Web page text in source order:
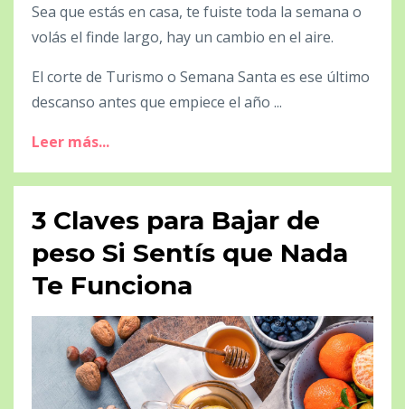
Sea que estás en casa, te fuiste toda la semana o
volás el finde largo, hay un cambio en el aire.
El corte de Turismo o Semana Santa es ese último
descanso antes que empiece el año ...
Leer más...
3 Claves para Bajar de
peso Si Sentís que Nada
Te Funciona